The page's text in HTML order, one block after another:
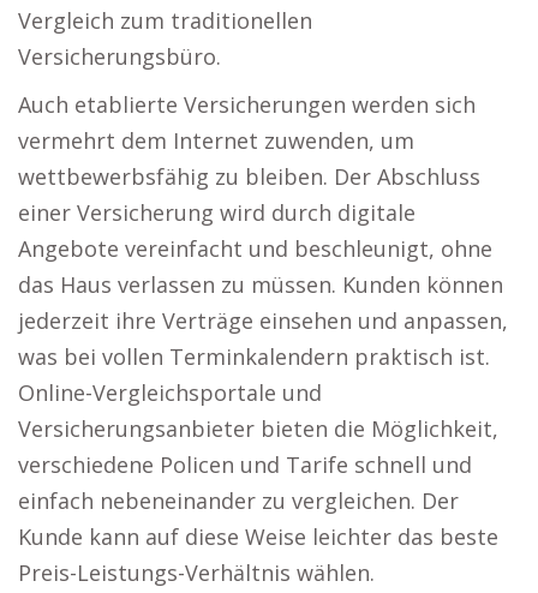
Vergleich zum traditionellen
Versicherungsbüro.
Auch etablierte Versicherungen werden sich
vermehrt dem Internet zuwenden, um
wettbewerbsfähig zu bleiben. Der Abschluss
einer Versicherung wird durch digitale
Angebote vereinfacht und beschleunigt, ohne
das Haus verlassen zu müssen. Kunden können
jederzeit ihre Verträge einsehen und anpassen,
was bei vollen Terminkalendern praktisch ist.
Online-Vergleichsportale und
Versicherungsanbieter bieten die Möglichkeit,
verschiedene Policen und Tarife schnell und
einfach nebeneinander zu vergleichen. Der
Kunde kann auf diese Weise leichter das beste
Preis-Leistungs-Verhältnis wählen.